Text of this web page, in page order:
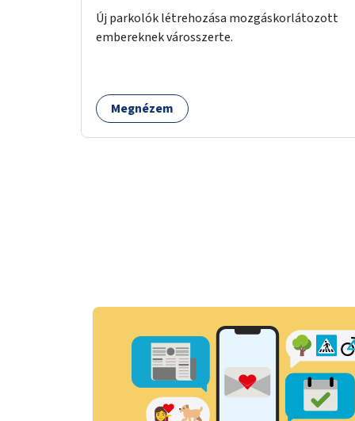
Új parkolók létrehozása mozgáskorlátozott
embereknek városszerte.
Megnézem